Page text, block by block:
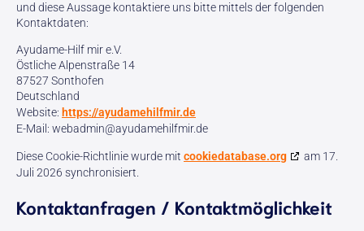
und diese Aussage kontaktiere uns bitte mittels der folgenden
Kontaktdaten:
Ayudame-Hilf mir e.V.
Östliche Alpenstraße 14
87527 Sonthofen
Deutschland
Website: https://ayudamehilfmir.de
E-Mail: webadmin@ayudamehilfmir.de
Diese Cookie-Richtlinie wurde mit cookiedatabase.org
am 17.
Juli 2026 synchronisiert.
Kontaktanfragen / Kontaktmöglichkeit